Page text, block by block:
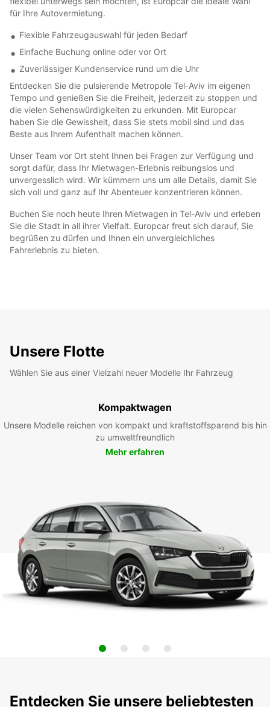
für Ihre Autovermietung.
Flexible Fahrzeugauswahl für jeden Bedarf
Einfache Buchung online oder vor Ort
Zuverlässiger Kundenservice rund um die Uhr
Entdecken Sie die pulsierende Metropole Tel-Aviv im eigenen
Tempo und genießen Sie die Freiheit, jederzeit zu stoppen und
die vielen Sehenswürdigkeiten zu erkunden. Mit Europcar
haben Sie die Gewissheit, dass Sie stets mobil sind und das
Beste aus Ihrem Aufenthalt machen können.
Unser Team vor Ort steht Ihnen bei Fragen zur Verfügung und
sorgt dafür, dass Ihr Mietwagen-Erlebnis reibungslos und
unvergesslich wird. Wir kümmern uns um alle Details, damit Sie
sich voll und ganz auf Ihr Abenteuer konzentrieren können.
Buchen Sie noch heute Ihren Mietwagen in Tel-Aviv und erleben
Sie die Stadt in all ihrer Vielfalt. Europcar freut sich darauf, Sie
begrüßen zu dürfen und Ihnen ein unvergleichliches
Fahrerlebnis zu bieten.
Unsere Flotte
Wählen Sie aus einer Vielzahl neuer Modelle Ihr Fahrzeug
Kompaktwagen
Unsere Modelle reichen von kompakt und kraftstoffsparend bis hin
zu umweltfreundlich
Mehr erfahren
Entdecken Sie unsere beliebtesten